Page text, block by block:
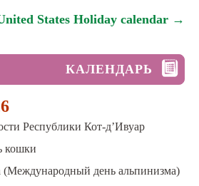
States Holiday calendar →
КАЛЕНДАРЬ
Республики Кот-д’Ивуар
кошки
(Международный день альпинизма)